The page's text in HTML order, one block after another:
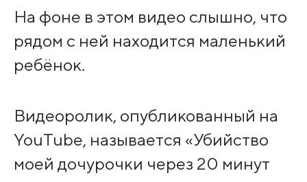
На фоне в этом видео слышно, что
рядом с ней находится маленький
ребёнок.
Видеоролик, опубликованный на
YouTube, называется «Убийство
моей дочурочки через 20 минут